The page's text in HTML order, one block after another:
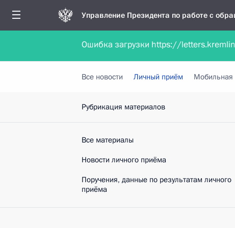
Управление Президента по работе с
Обратиться в форме электронного
Все новости Личный приём Мобильная
Рубрикация материалов
Все материалы
Новости личного приёма
Поручения, данные по результатам личного
приёма
Ошибка загрузки https://